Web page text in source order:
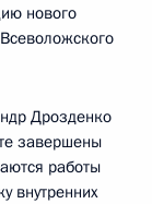
нового
Дрозденко
завершены
работы
внутренних